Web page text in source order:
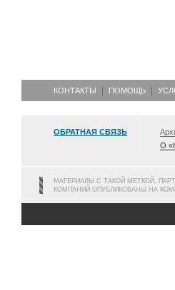
КОНТАКТЫ ПОМОЩЬ
ОБРАТНАЯ СВЯЗЬ
О
МАТЕРИАЛЫ С ТАКОЙ МЕТКОЙ,
КОМПАНИЙ ОПУБЛИКОВАНЫ НА